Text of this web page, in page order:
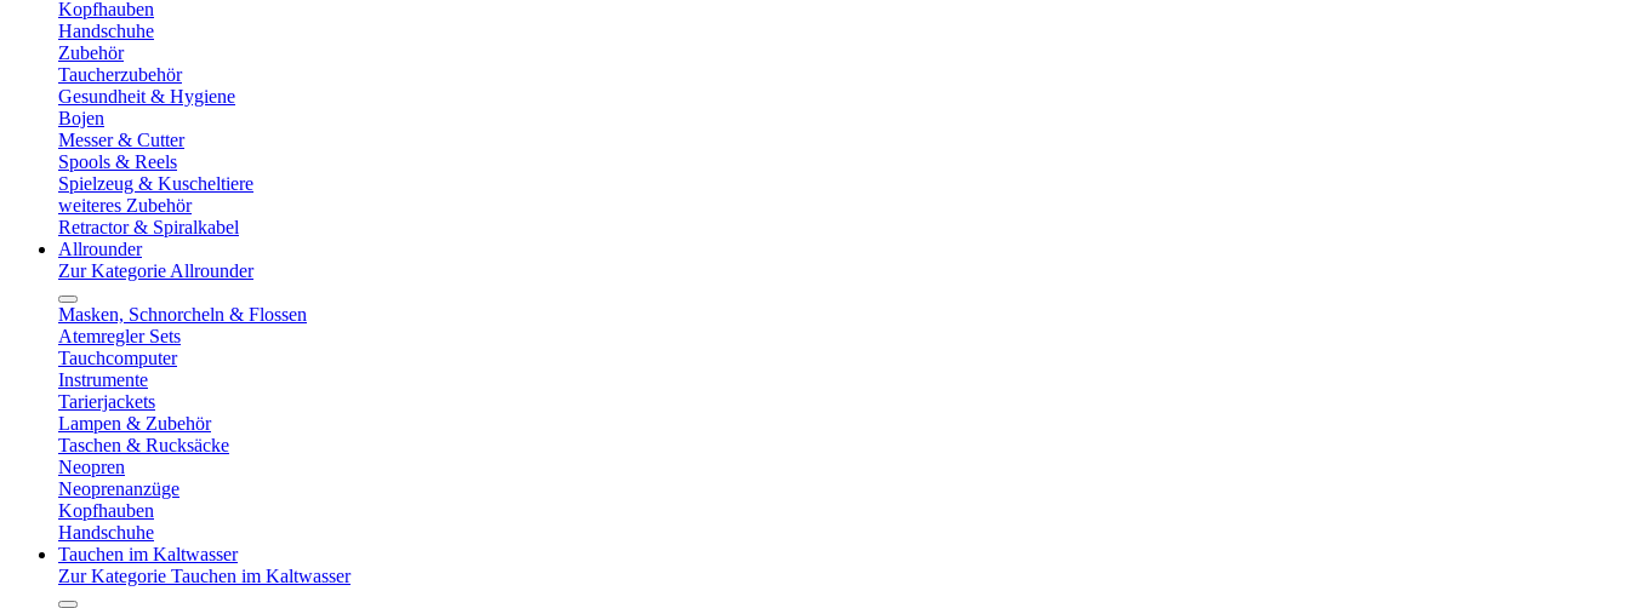
Kopfhauben
Handschuhe
Zubehör
Taucherzubehör
Gesundheit & Hygiene
Bojen
Messer & Cutter
Spools & Reels
Spielzeug & Kuscheltiere
weiteres Zubehör
Retractor & Spiralkabel
Allrounder
Zur Kategorie Allrounder
Masken, Schnorcheln & Flossen
Atemregler Sets
Tauchcomputer
Instrumente
Tarierjackets
Lampen & Zubehör
Taschen & Rucksäcke
Neopren
Neoprenanzüge
Kopfhauben
Handschuhe
Tauchen im Kaltwasser
Zur Kategorie Tauchen im Kaltwasser